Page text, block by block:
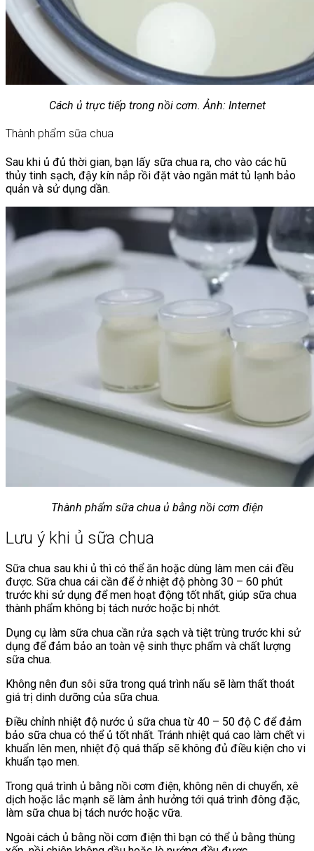
Cách ủ trực tiếp trong nồi cơm. Ảnh: Internet
Thành phẩm sữa chua
Sau khi ủ đủ thời gian, bạn lấy sữa chua ra, cho vào các hũ
thủy tinh sạch, đậy kín nắp rồi đặt vào ngăn mát tủ lạnh bảo
quản và sử dụng dần.
Thành phẩm sữa chua ủ bằng nồi cơm điện
Lưu ý khi ủ sữa chua
Sữa chua sau khi ủ thì có thể ăn hoặc dùng làm men cái đều
được. Sữa chua cái cần để ở nhiệt độ phòng 30 – 60 phút
trước khi sử dụng để men hoạt động tốt nhất, giúp sữa chua
thành phẩm không bị tách nước hoặc bị nhớt.
Dụng cụ làm sữa chua cần rửa sạch và tiệt trùng trước khi sử
dụng để đảm bảo an toàn vệ sinh thực phẩm và chất lượng
sữa chua.
Không nên đun sôi sữa trong quá trình nấu sẽ làm thất thoát
giá trị dinh dưỡng của sữa chua.
Điều chỉnh nhiệt độ nước ủ sữa chua từ 40 – 50 độ C để đảm
bảo sữa chua có thể ủ tốt nhất. Tránh nhiệt quá cao làm chết vi
khuẩn lên men, nhiệt độ quá thấp sẽ không đủ điều kiện cho vi
khuẩn tạo men.
Trong quá trình ủ bằng nồi cơm điện, không nên di chuyển, xê
dịch hoặc lắc mạnh sẽ làm ảnh hưởng tới quá trình đông đặc,
làm sữa chua bị tách nước hoặc vữa.
Ngoài cách ủ bằng nồi cơm điện thì bạn có thể ủ bằng thùng